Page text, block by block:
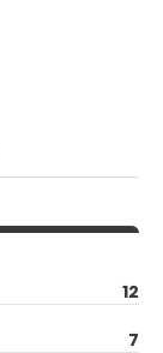
12
7